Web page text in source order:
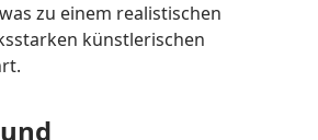
zu einem realistischen
künstlerischen